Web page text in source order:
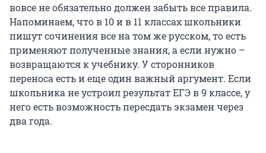
вовсе не обязательно должен забыть все правила.
Напоминаем, что в 10 и в 11 классах школьники
пишут сочинения все на том же русском, то есть
применяют полученные знания, а если нужно –
возвращаются к учебнику. У сторонников
переноса есть и еще один важный аргумент. Если
школьника не устроил результат ЕГЭ в 9 классе, у
него есть возможность пересдать экзамен через
два года.